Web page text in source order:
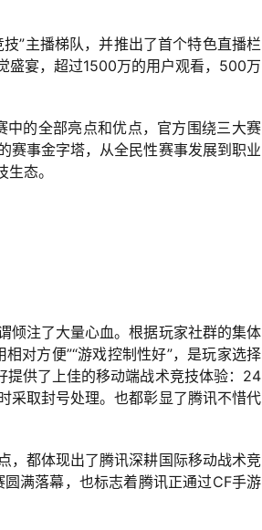
”主播梯队，并推出了首个特色直播栏
盛宴，超过1500万的用户观看，500万
的全部亮点和优点，官方围绕三大赛
赛事金字塔，从全民性赛事发展到职业
态。
倾注了大量心血。根据玩家社群的集体
对方便”“游戏控制性好”，是玩家选择
提供了上佳的移动端战术竞技体验：24
采取封号处理。也都彰显了腾讯不惜代
，都体现出了腾讯深耕国际移动战术竞
满落幕，也标志着腾讯正通过CF手游